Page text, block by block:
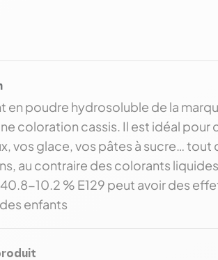
en poudre hydrosoluble de la
coloration cassis. Il est idéal
vos glace, vos pâtes à sucre… tout
au contraire des colorants
40.8-10.2 % E129 peut avoir des
enfants